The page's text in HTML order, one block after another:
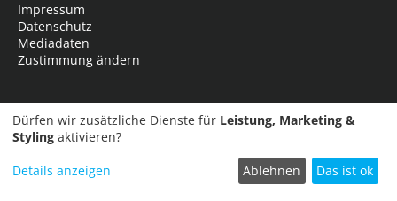
Impressum
Datenschutz
Mediadaten
Zustimmung ändern
Dürfen wir zusätzliche Dienste für Leistung, Marketing &
Styling aktivieren?
Details anzeigen Ablehnen Das ist ok